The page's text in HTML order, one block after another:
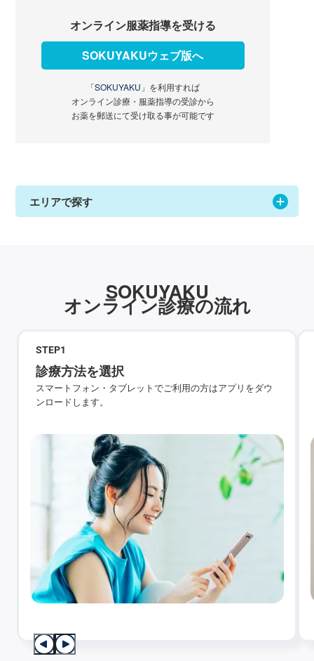
オンライン服薬指導を受ける
SOKUYAKUウェブ版へ
「SOKUYAKU」 を利用すれば
オンライン診療・服薬指導の受診から
お薬を郵送にて受け取る事が可能です
エリアで探す
SOKUYAKU
オンライン診療の流れ
STEP1
診療方法を選択
スマートフォン・タブレットでご利用の方はアプリをダウ
ンロードします。